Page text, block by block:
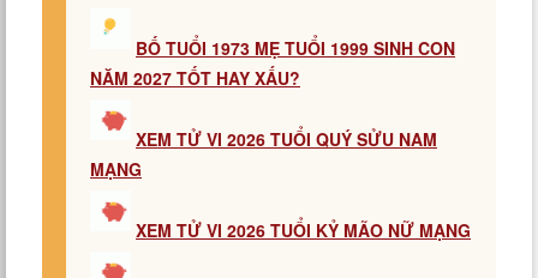
BỐ TUỔI 1973 MẸ TUỔI 1999 SINH CON
NĂM 2027 TỐT HAY XẤU?
XEM TỬ VI 2026 TUỔI QUÝ SỬU NAM
MẠNG
XEM TỬ VI 2026 TUỔI KỶ MÃO NỮ MẠNG